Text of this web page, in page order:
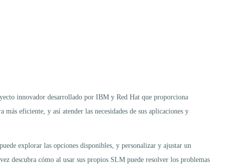
innovador desarrollado por IBM y Red Hat que proporciona
eficiente, y así atender las necesidades de sus aplicaciones y
explorar las opciones disponibles, y personalizar y ajustar un
descubra cómo al usar sus propios SLM puede resolver los problemas